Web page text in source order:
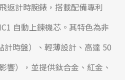
返計時腕錶，搭載配備專利
自動上鍊機芯。其特色為非
時盤）、輕薄設計、高達 50
響），並提供鈦合金、紅金、